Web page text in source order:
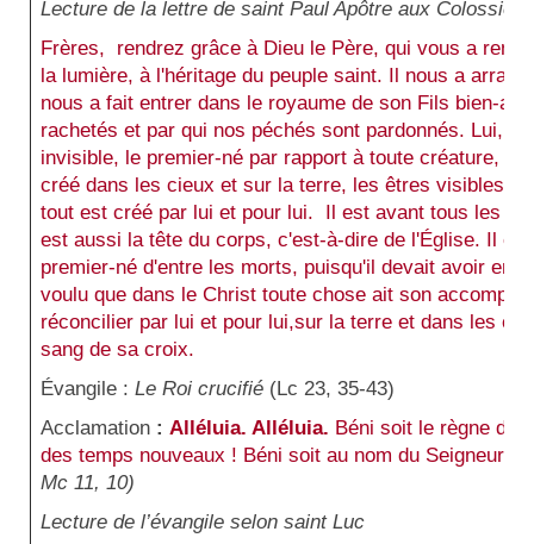
Lecture de la lettre de saint Paul Apôtre aux Colossiens
Frères, rendrez grâce à Dieu le Père, qui vous a
la lumière, à l'héritage du peuple saint. Il nous a
nous a fait entrer dans le royaume de son Fils bien-
rachetés et par qui nos péchés sont pardonnés. Lui,
invisible, le premier-né par rapport à toute créature,
créé dans les cieux et sur la terre, les êtres visibles
tout est créé par lui et pour lui.
Il est avant tous les
est aussi la tête du corps, c'est-à-dire de l'Église. Il
premier-né d'entre les morts, puisqu'il devait avoir en
voulu que dans le Christ toute chose ait son
réconcilier par lui et pour lui,sur la terre et dans les
sang de sa croix.
Évangile : Le Roi crucifié (Lc 23, 35-43)
Acclamation : Alléluia. Alléluia. Béni soit le règne de
des temps nouveaux ! Béni soit au nom du Seigneur
Mc 11, 10)
Lecture de l’évangile selon saint Luc